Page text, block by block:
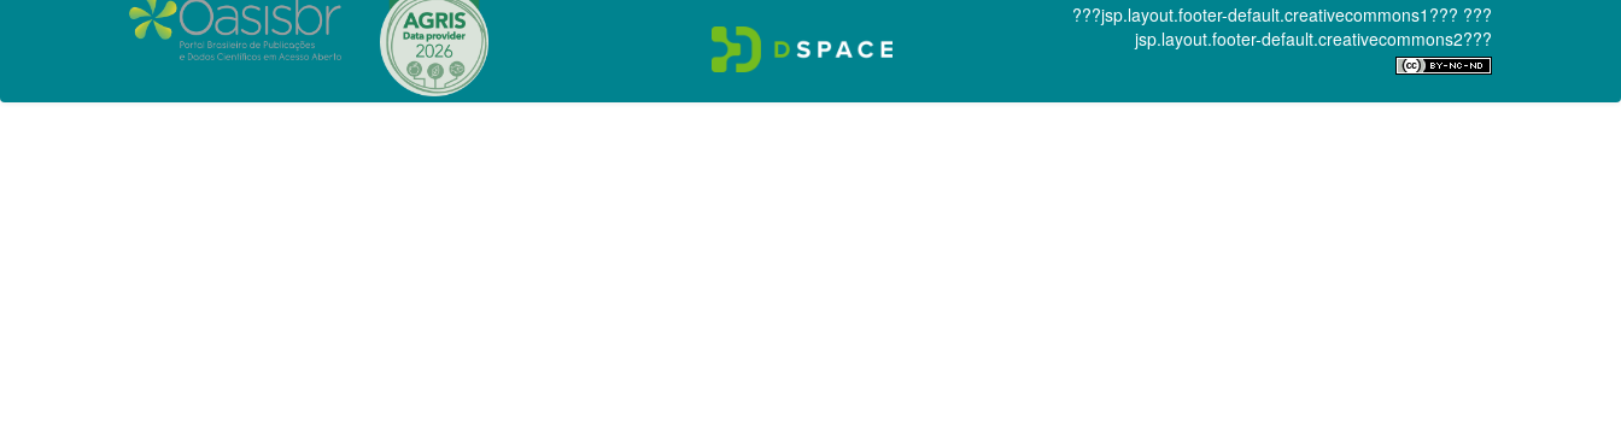
???jsp.layout.footer-default.creativecommons1??? ???
jsp.layout.footer-default.creativecommons2???